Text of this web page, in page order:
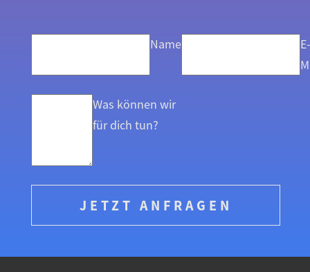
Name
E-
Was können wir
für dich tun?
JETZT ANFRAGEN